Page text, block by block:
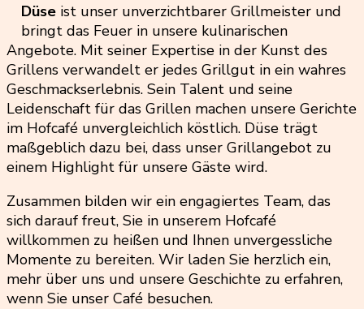
Düse ist unser unverzichtbarer Grillmeister und
bringt das Feuer in unsere kulinarischen
Angebote. Mit seiner Expertise in der Kunst des
Grillens verwandelt er jedes Grillgut in ein wahres
Geschmackserlebnis. Sein Talent und seine
Leidenschaft für das Grillen machen unsere Gerichte
im Hofcafé unvergleichlich köstlich. Düse trägt
maßgeblich dazu bei, dass unser Grillangebot zu
einem Highlight für unsere Gäste wird.
Zusammen bilden wir ein engagiertes Team, das
sich darauf freut, Sie in unserem Hofcafé
willkommen zu heißen und Ihnen unvergessliche
Momente zu bereiten. Wir laden Sie herzlich ein,
mehr über uns und unsere Geschichte zu erfahren,
wenn Sie unser Café besuchen.